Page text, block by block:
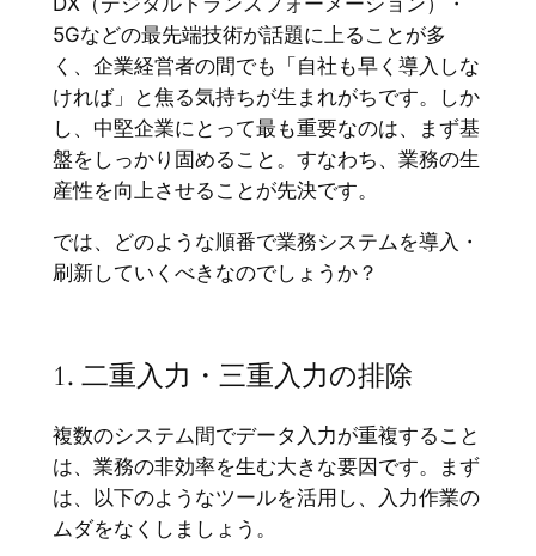
5Gなどの最先端技術が話題に上ることが多
く、企業経営者の間でも「自社も早く導入しな
ければ」と焦る気持ちが生まれがちです。しか
し、中堅企業にとって最も重要なのは、まず基
盤をしっかり固めること。すなわち、業務の生
産性を向上させることが先決です。
では、どのような順番で業務システムを導入・
刷新していくべきなのでしょうか？
1. 二重入力・三重入力の排除
複数のシステム間でデータ入力が重複すること
は、業務の非効率を生む大きな要因です。まず
は、以下のようなツールを活用し、入力作業の
ムダをなくしましょう。